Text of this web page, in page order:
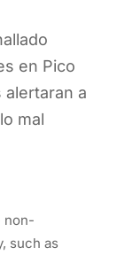
en Pico
a
mal
non-
such as